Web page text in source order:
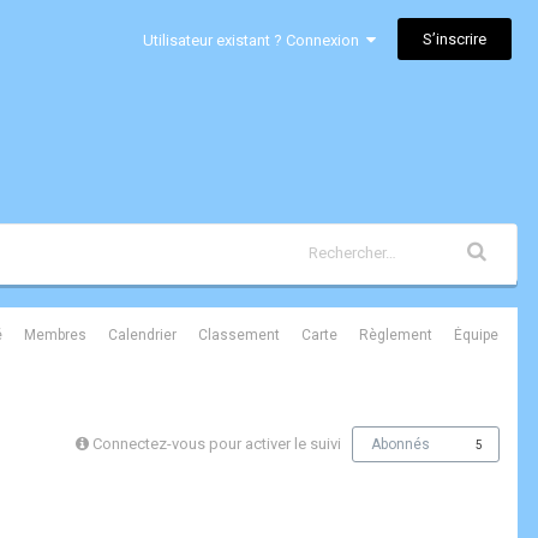
Utilisateur existant ? Connexion S’inscrire
Membres Calendrier Classement Carte Règlement Équipe
Connectez-vous pour activer le suivi Abonnés 5